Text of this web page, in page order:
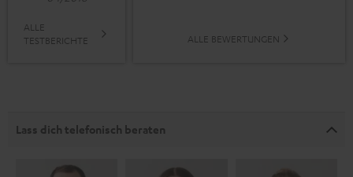
ALLE
TESTBERICHTE
ALLE BEWERTUNGEN
Lass dich telefonisch beraten